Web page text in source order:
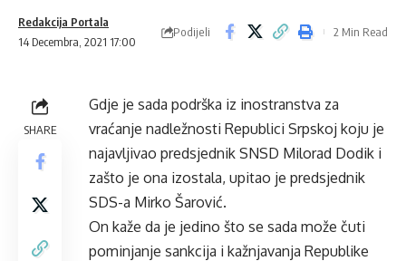
14 Decembra, 2021 17:00
Redakcija Portala
Podijeli 2 Min Read
SHARE
Gdje je sada podrška iz inostranstva za
vraćanje nadležnosti Republici Srpskoj koju je
najavljivao predsjednik SNSD Milorad Dodik i
zašto je ona izostala, upitao je predsjednik
SDS-a Mirko Šarović.
On kaže da je jedino što se sada može čuti
pominjanje sankcija i kažnjavanja Republike